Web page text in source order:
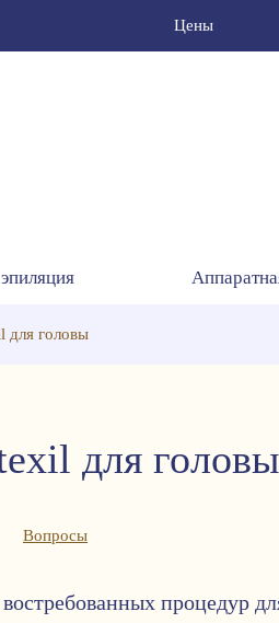
Цены
для головы
для головы
Вопросы
процедур